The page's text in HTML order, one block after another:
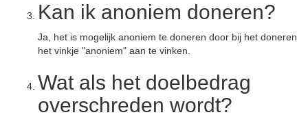
Kan ik anoniem doneren?
Ja, het is mogelijk anoniem te doneren door bij het doneren
het vinkje "anoniem" aan te vinken.
Wat als het doelbedrag
overschreden wordt?